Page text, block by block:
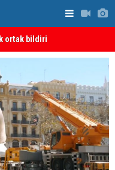
ortak bildiri